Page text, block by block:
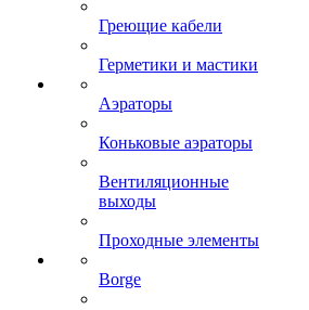
Греющие кабели
Герметики и мастики
Аэраторы
Коньковые аэраторы
Вентиляционные
выходы
Проходные элементы
Borge